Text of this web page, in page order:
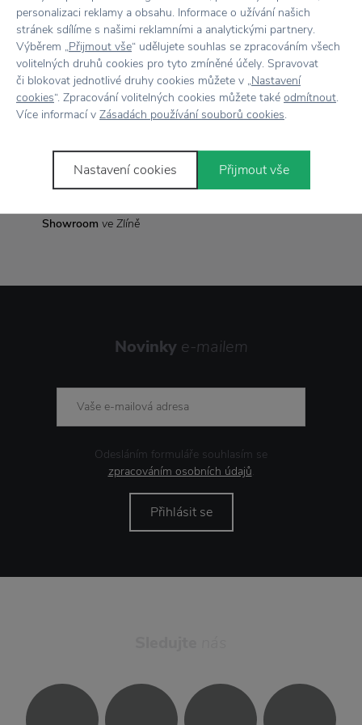
Vše skladem,odesíláme ihned
7500+ produktůna výběr
Showroom ve Zlíně
Rozměr Ø 9 cm x výška 5,5 cm
Novinky e-mailem
Odesláním formuláře souhlasím se
zpracováním osobních údajů.
Přihlásit se
personalizaci reklamy a obsahu. Informace o užívání našich
stránek sdílíme s našimi reklamními a analytickými partnery.
Výběrem „Přijmout vše“ udělujete souhlas se zpracováním všech
volitelných druhů cookies pro tyto zmíněné účely. Spravovat
či blokovat jednotlivé druhy cookies můžete v „Nastavení
cookies“. Zpracování volitelných cookies můžete také odmítnout.
Více informací v Zásadách používání souborů cookies.
Nastavení cookies Přijmout vše